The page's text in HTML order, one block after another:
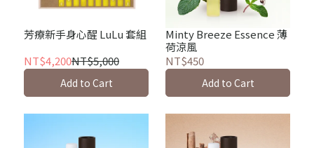
芳療新手身心醒 LuLu 套組
NT$4,200NT$5,000
Add to Cart
Minty Breeze Essence 薄
荷涼風
NT$450
Add to Cart